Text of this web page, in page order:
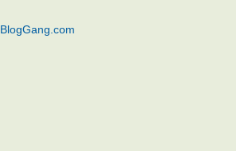
BlogGang.com